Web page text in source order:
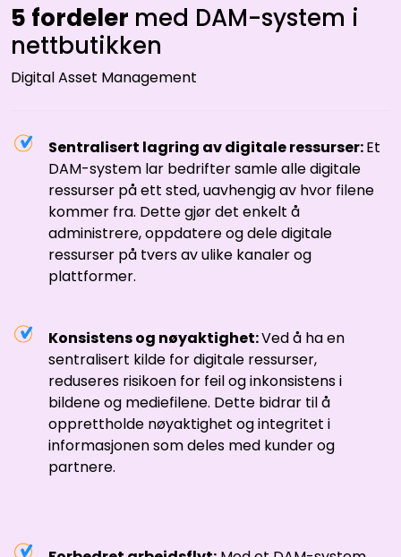
5 fordeler med DAM-system i
nettbutikken
Digital Asset Management
Sentralisert lagring av digitale ressurser:Et
DAM-system lar bedrifter samle alle digitale
ressurser på ett sted, uavhengig av hvor filene
kommer fra. Dette gjør det enkelt å
administrere, oppdatere og dele digitale
ressurser på tvers av ulike kanaler og
plattformer.
Konsistens og nøyaktighet:Ved å ha en
sentralisert kilde for digitale ressurser,
reduseres risikoen for feil og inkonsistens i
bildene og mediefilene. Dette bidrar til å
opprettholde nøyaktighet og integritet i
informasjonen som deles med kunder og
partnere.